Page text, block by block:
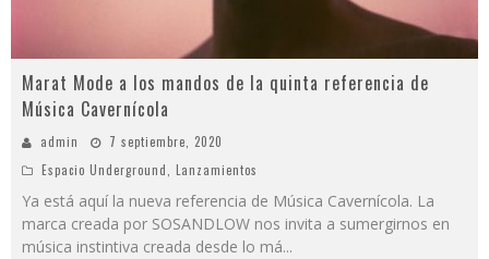
Marat Mode a los mandos de la quinta referencia de
Música Cavernícola
admin
7 septiembre, 2020
Espacio Underground, Lanzamientos
Ya está aquí la nueva referencia de Música Cavernícola. La
marca creada por SOSANDLOW nos invita a sumergirnos en
música instintiva creada desde lo má...